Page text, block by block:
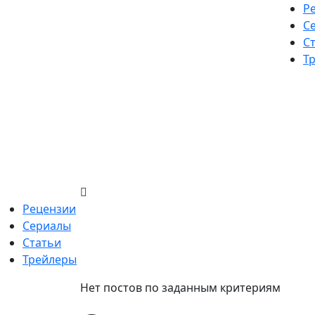
Рецензии
Сериалы
Статьи
Трейлеры
Нет постов по заданным критериям